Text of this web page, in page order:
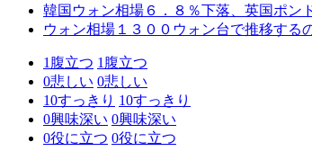
韓国ウォン相場６．８％下落、英国ポン
ウォン相場１３００ウォン台で推移す
1 腹立つ 1 腹立つ
0悲しい 0悲しい
10すっきり 10すっきり
0興味深い 0興味深い
0役に立つ 0役に立つ